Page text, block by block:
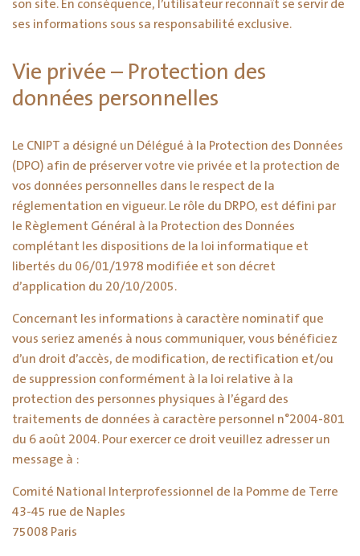
son site. En conséquence, l’utilisateur reconnaît se servir de
ses informations sous sa responsabilité exclusive.
Vie privée – Protection des
données personnelles
Le CNIPT a désigné un Délégué à la Protection des Données
(DPO) afin de préserver votre vie privée et la protection de
vos données personnelles dans le respect de la
réglementation en vigueur. Le rôle du DRPO, est défini par
le Règlement Général à la Protection des Données
complétant les dispositions de la loi informatique et
libertés du 06/01/1978 modifiée et son décret
d’application du 20/10/2005.
Concernant les informations à caractère nominatif que
vous seriez amenés à nous communiquer, vous bénéficiez
d’un droit d’accès, de modification, de rectification et/ou
de suppression conformément à la loi relative à la
protection des personnes physiques à l’égard des
traitements de données à caractère personnel n°2004-801
du 6 août 2004. Pour exercer ce droit veuillez adresser un
message à :
Comité National Interprofessionnel de la Pomme de Terre
43-45 rue de Naples
75008 Paris